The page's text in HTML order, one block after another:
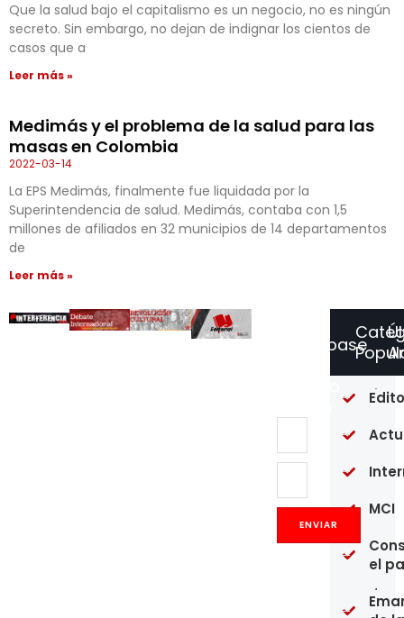
Que la salud bajo el capitalismo es un negocio, no es ningún
secreto. Sin embargo, no dejan de indignar los cientos de
casos que a
Leer más »
Medimás y el problema de la salud para las
masas en Colombia
2022-03-14
La EPS Medimás, finalmente fue liquidada por la
Superintendencia de salud. Medimás, contaba con 1,5
millones de afiliados en 32 municipios de 14 departamentos
de
Leer más »
ni
Un
MCI
el
Suscríbase
ENVIAR